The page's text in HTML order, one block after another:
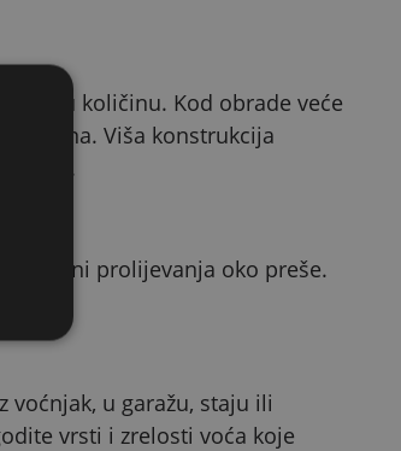
veliku količinu. Kod obrade veće
Viša konstrukcija
ni prolijevanja oko preše.
u garažu, staju ili
vrsti i zrelosti voća koje